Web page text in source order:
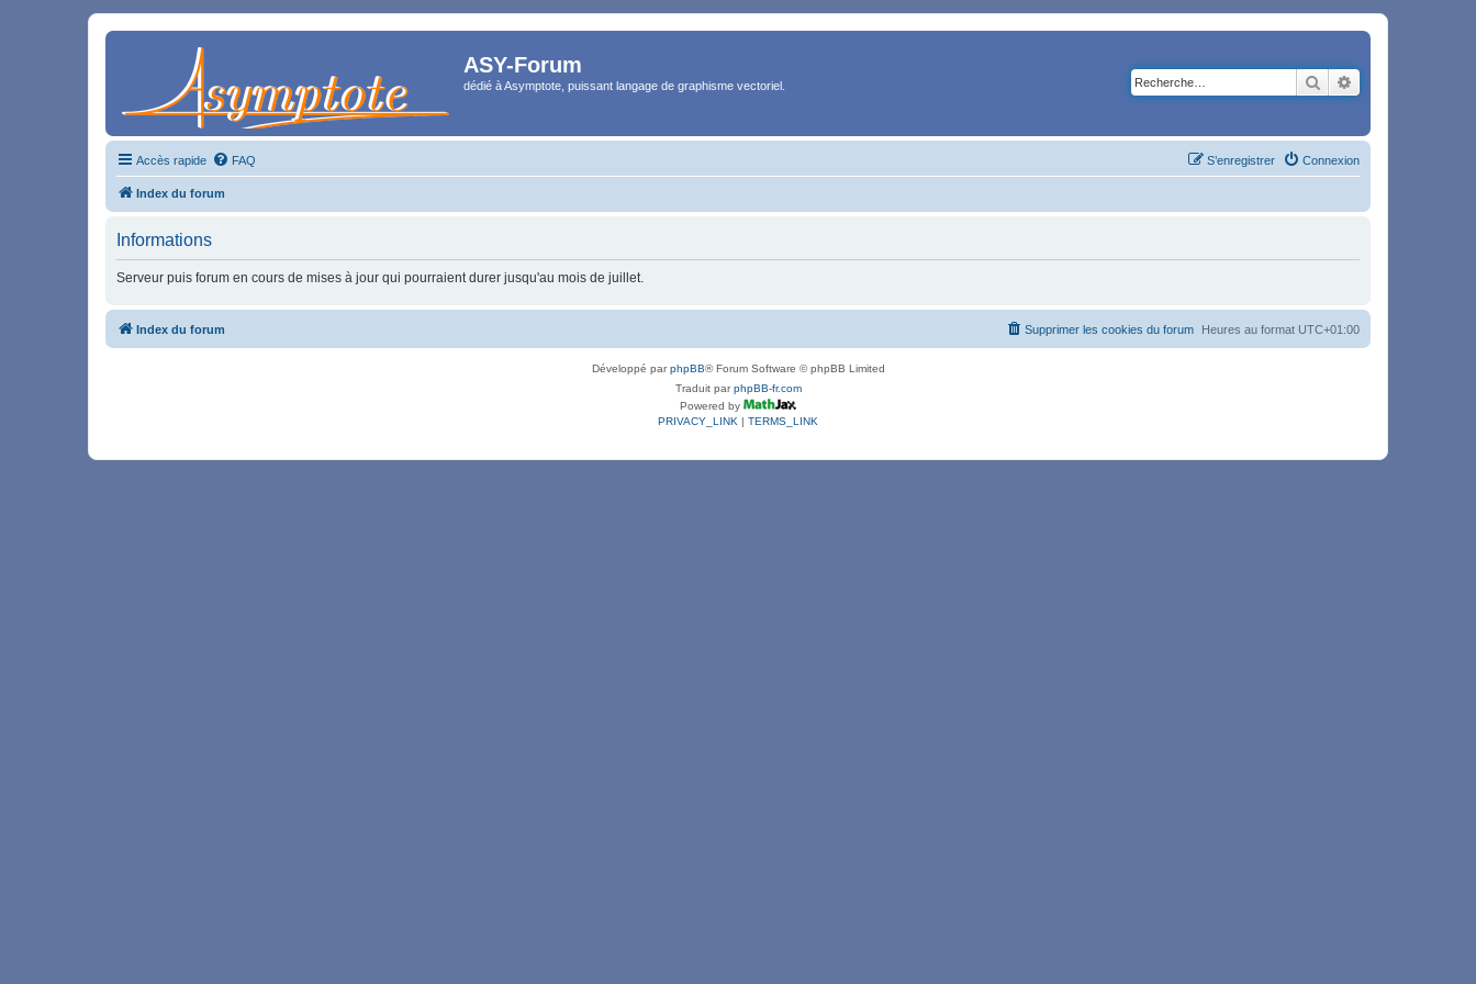
ASY-Forum
dédié à Asymptote, puissant langage de graphisme vectoriel. Rechercher
Accès rapide FAQ Connexion
S’enregistrer
Index du forum
Informations
Serveur puis forum en cours de mises à jour qui pourraient durer jusqu'au mois de juillet.
Index du forum Heures au format UTC+01:00
Supprimer les cookies du forum
Développé parphpBB® Forum Software © phpBB Limited
Traduit parphpBB-fr.com
Powered by
PRIVACY_LINK | TERMS_LINK